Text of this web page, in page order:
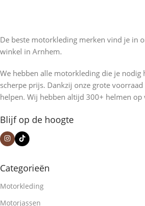
De beste motorkleding merken vind je in
winkel in Arnhem.
We hebben alle motorkleding die je nodig
scherpe prijs. Dankzij onze grote
helpen. Wij hebben altijd 300+ helmen op
Blijf op de hoogte
Categorieën
Motorkleding
Motorjassen